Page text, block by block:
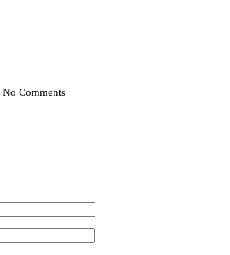
No Comments